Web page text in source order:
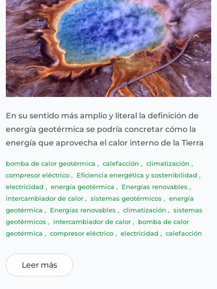
En su sentido más amplio y literal la definición de
energía geotérmica se podría concretar cómo la
energía que aprovecha el calor interno de la Tierra
bomba de calor geotérmica , calefacción , climatización ,
compresor eléctrico , Eficiencia energética y sostenibilidad ,
electricidad , energía geotérmica , Energías renovables ,
intercambiador de calor , sistemas geotérmicos , energía
geotérmica , Energías renovables , climatización , sistemas
geotérmicos , intercambiador de calor , bomba de calor
geotérmica , compresor eléctrico , electricidad , calefacción
Leer más